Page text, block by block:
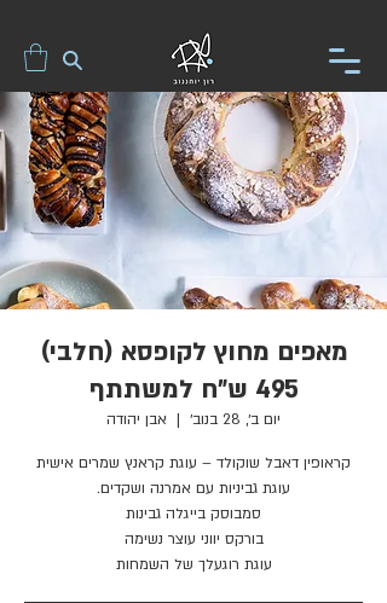
מאפים מחוץ לקופסא (חלבי)
495 ש"ח למשתתף
יום ב׳, 28 בנוב׳
  |
אבן יהודה
עוגת רוגעלך של השמחות